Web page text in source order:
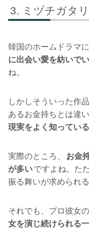
ミヅチガタリ
韓国のホームドラマに
に出会い愛を紡いでい
ね。
しかしそういった作
あるお金持ちとは違い
現実をよく知ってい
実際のところ、
お金
が多いですよね。た
振る舞いが求められ
それでも、プロ彼女
女を演じ続けられる